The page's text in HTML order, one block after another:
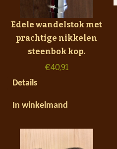
Edele wandelstok met
prachtige nikkelen
steenbok kop.
€40,91
Details
In winkelmand